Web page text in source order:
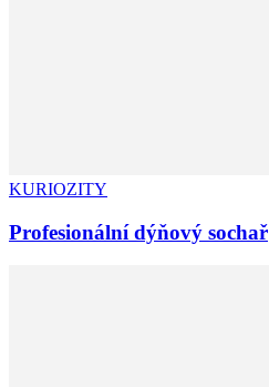
KURIOZITY
Profesionální dýňový sochař